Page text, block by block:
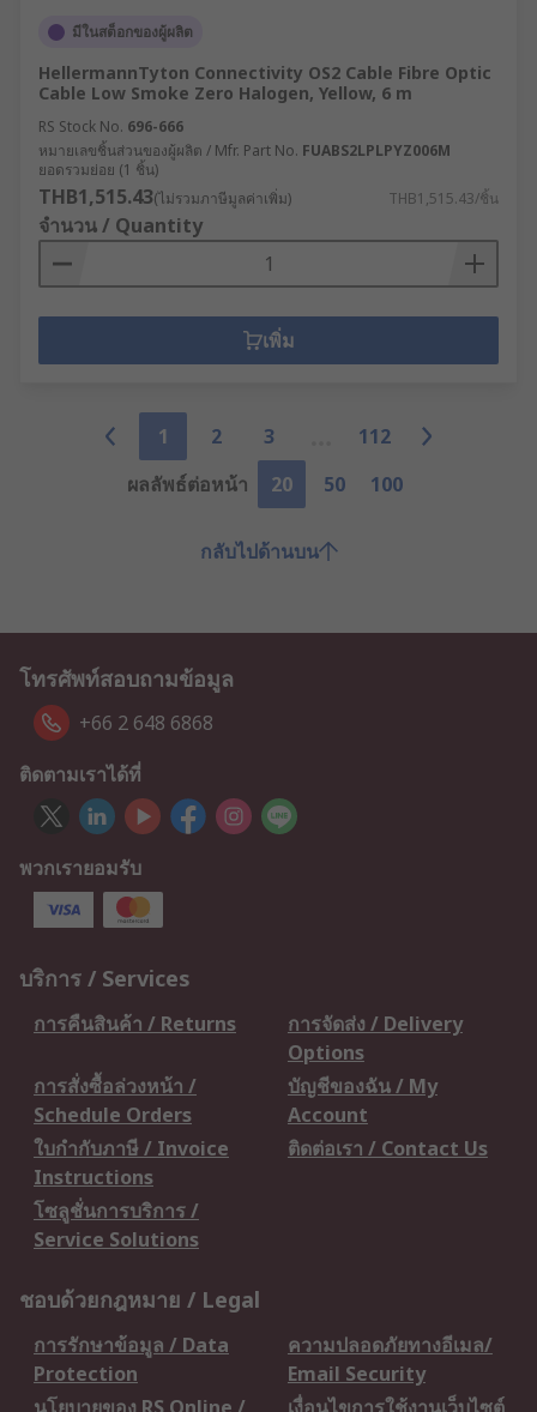
มีในสต็อกของผู้ผลิต
HellermannTyton Connectivity OS2 Cable Fibre Optic
Cable Low Smoke Zero Halogen, Yellow, 6 m
RS Stock No. 696-666
หมายเลขชิ้นส่วนของผู้ผลิต / Mfr. Part No. FUABS2LPLPYZ006M
ยอดรวมย่อย (1 ชิ้น)
THB1,515.43(ไม่รวมภาษีมูลค่าเพิ่ม) THB1,515.43/ชิ้น
จำนวน / Quantity
เพิ่ม
1 2 3
112
ผลลัพธ์ต่อหน้า
20 50 100
กลับไปด้านบน
โทรศัพท์สอบถามข้อมูล
+66 2 648 6868
ติดตามเราได้ที่
พวกเรายอมรับ
บริการ / Services
การคืนสินค้า / Returns
การจัดส่ง / Delivery
Options
การสั่งซื้อล่วงหน้า /
Schedule Orders
บัญชีของฉัน / My
Account
ใบกำกับภาษี / Invoice
Instructions
ติดต่อเรา / Contact Us
โซลูชั่นการบริการ /
Service Solutions
ชอบด้วยกฎหมาย / Legal
การรักษาข้อมูล / Data
Protection
ความปลอดภัยทางอีเมล/
Email Security